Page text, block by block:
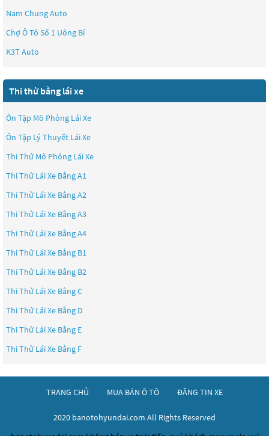
Nam Chung Auto
Chợ Ô Tô Số 1 Uông Bí
K3T Auto
Thi thử bằng lái xe
Ôn Tập Mô Phỏng Lái Xe
Ôn Tập Lý Thuyết Lái Xe
Thi Thử Mô Phỏng Lái Xe
Thi Thử Lái Xe Bằng A1
Thi Thử Lái Xe Bằng A2
Thi Thử Lái Xe Bằng A3
Thi Thử Lái Xe Bằng A4
Thi Thử Lái Xe Bằng B1
Thi Thử Lái Xe Bằng B2
Thi Thử Lái Xe Bằng C
Thi Thử Lái Xe Bằng D
Thi Thử Lái Xe Bằng E
Thi Thử Lái Xe Bằng F
TRANG CHỦ MUA BÁN Ô TÔ ĐĂNG TIN XE
2020 banotohyundai.com All Rights Reserved